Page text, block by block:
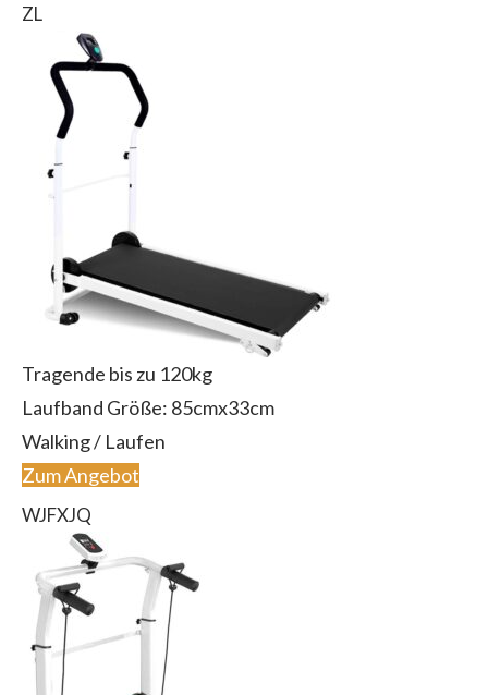
ZL
Tragende bis zu 120kg
Laufband Größe: 85cmx33cm
Walking / Laufen
Zum Angebot
WJFXJQ